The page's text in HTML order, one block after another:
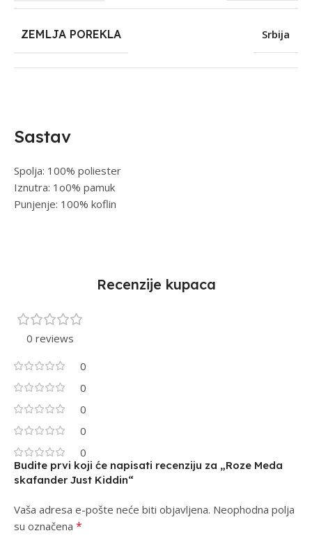
ZEMLJA POREKLA Srbija
Sastav
Spolja: 100% poliester
Iznutra: 1o0% pamuk
Punjenje: 100% koflin
Recenzije kupaca
0 reviews
0
0
0
0
0
Budite prvi koji će napisati recenziju za „Roze Meda
skafander Just Kiddin“
Vaša adresa e-pošte neće biti objavljena. Neophodna polja
su označena *
Alternative: